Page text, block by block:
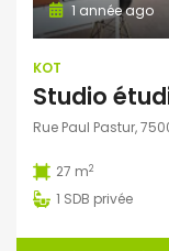
1 année ago
KOT
Rue Paul Pastur,
27 m2
1 SDB privée